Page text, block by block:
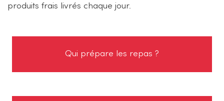
produits frais livrés chaque jour.
Qui prépare les repas ?